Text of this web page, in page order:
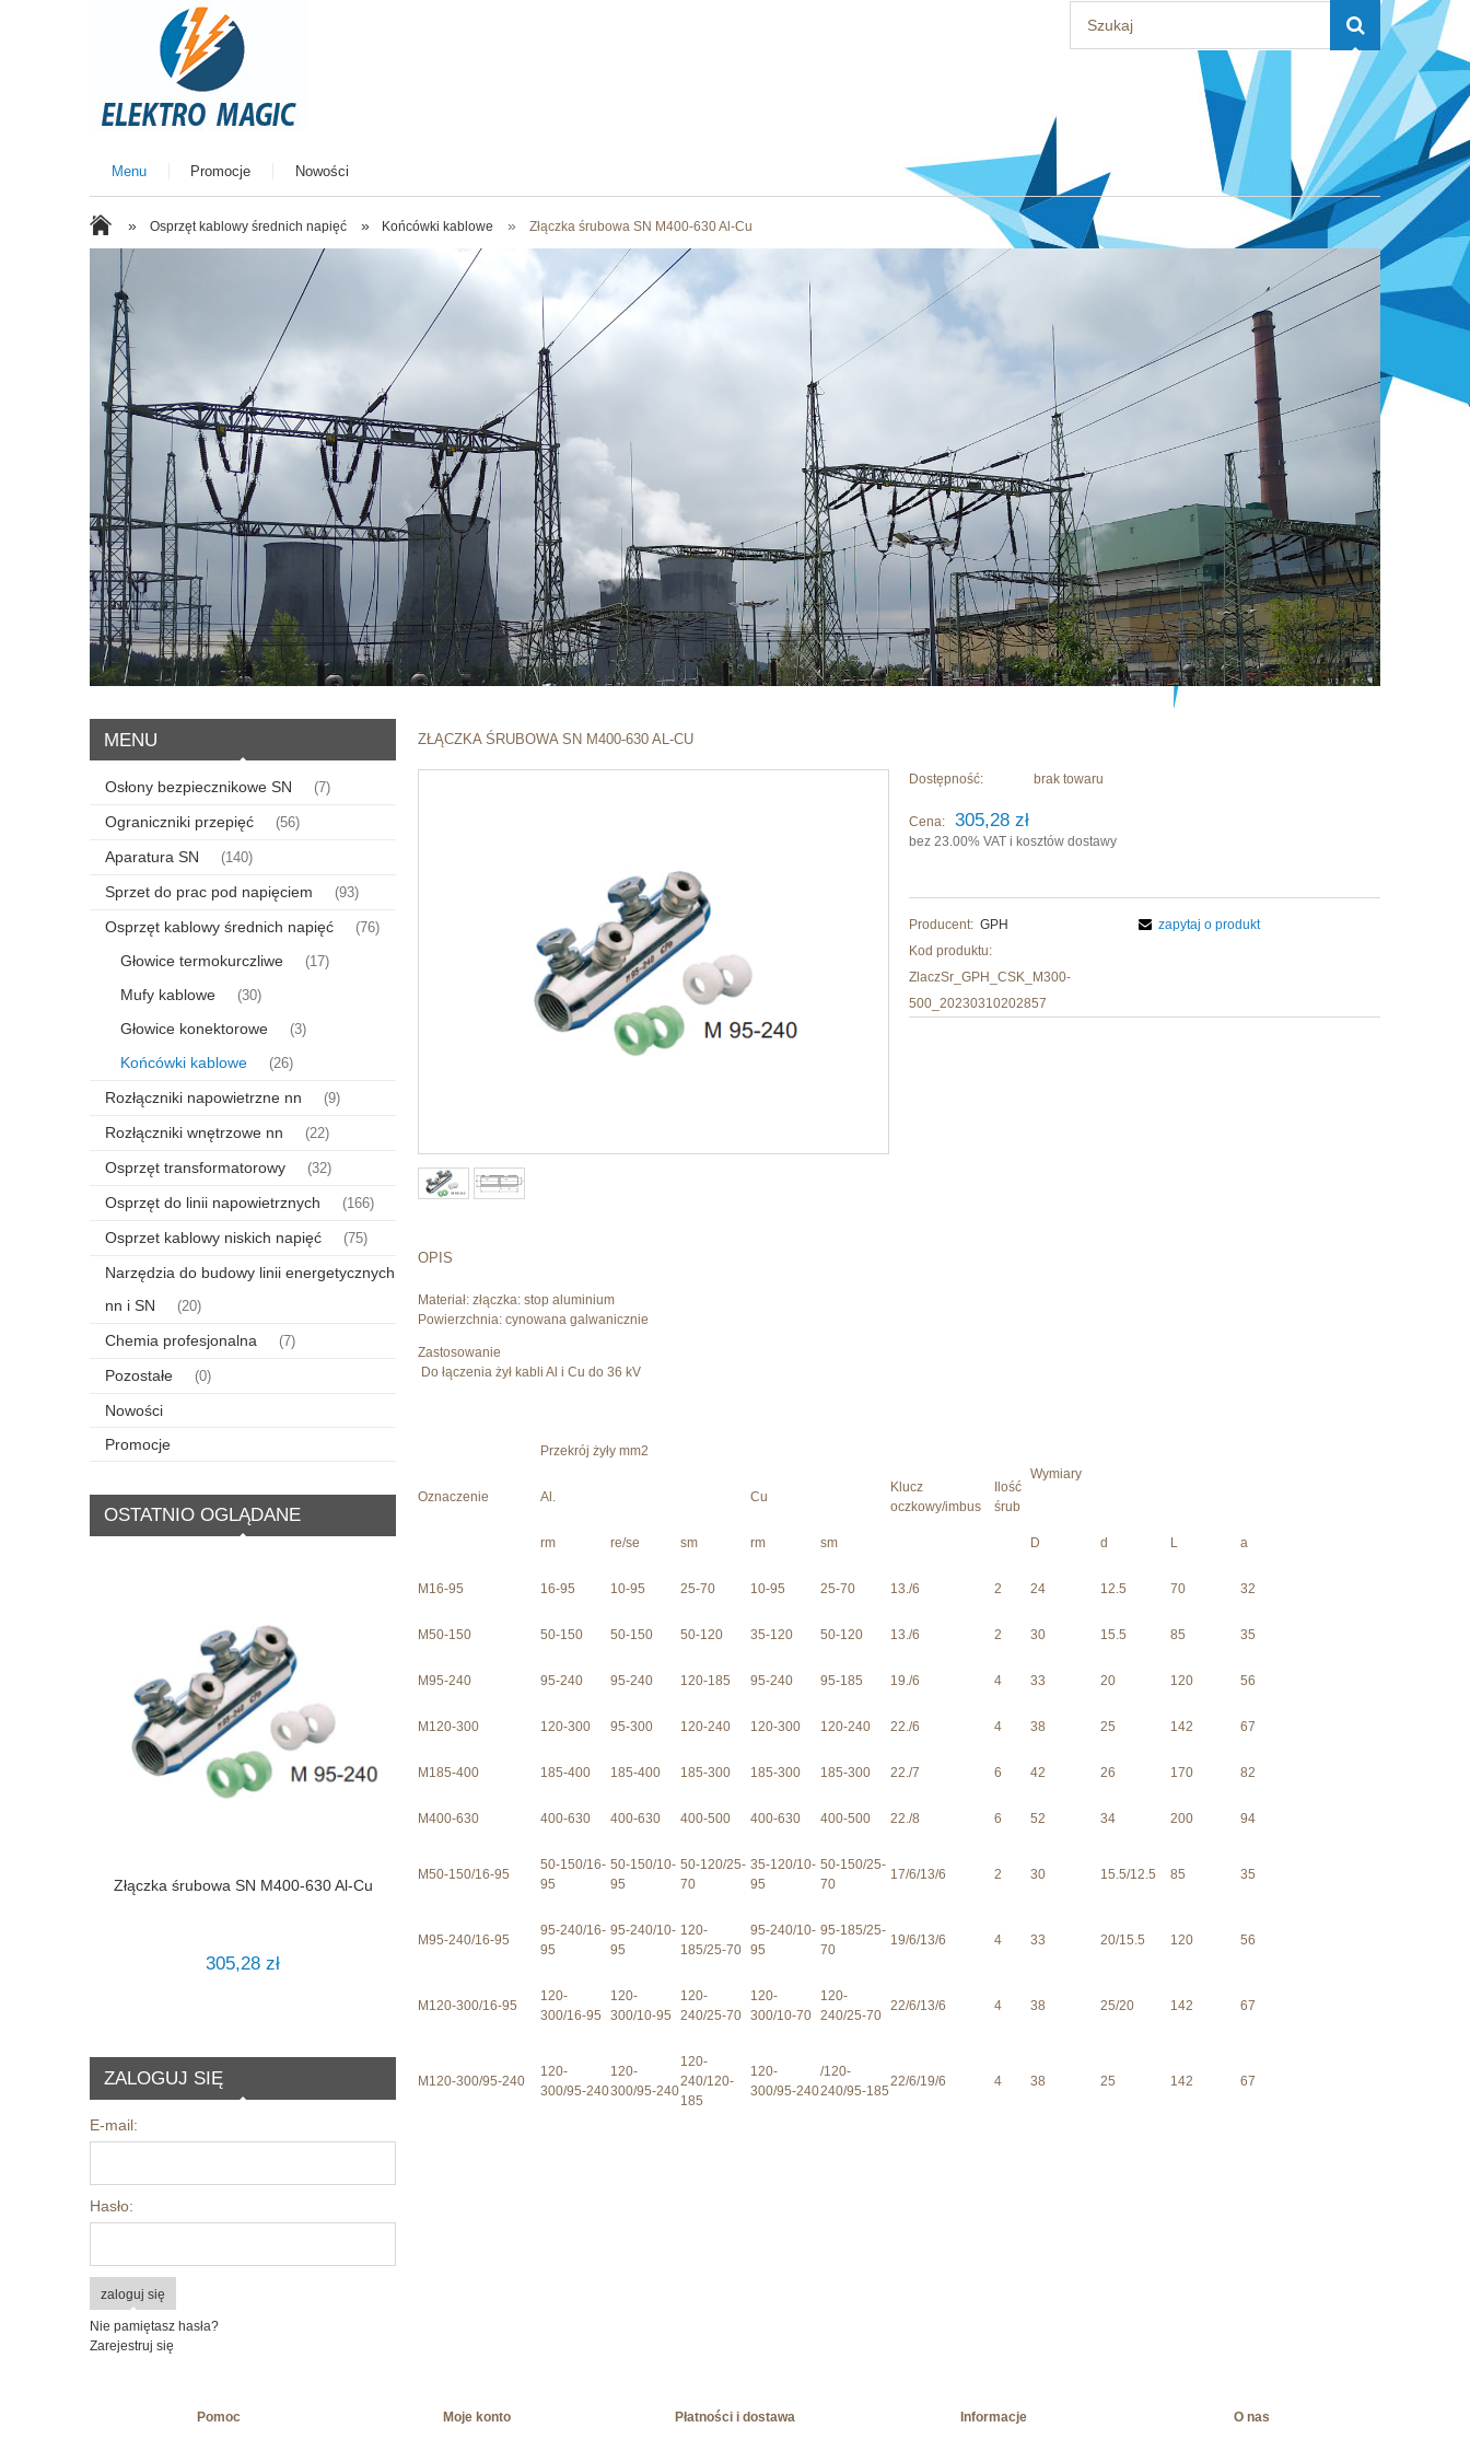
Menu Promocje Nowości
» Osprzęt kablowy średnich napięć » Końcówki kablowe » Złączka śrubowa SN M400-630 Al-Cu
MENU
Osłony bezpiecznikowe SN (7)
Ograniczniki przepięć (56)
Aparatura SN (140)
Sprzet do prac pod napięciem (93)
Osprzęt kablowy średnich napięć (76)
Głowice termokurczliwe (17)
Mufy kablowe (30)
Głowice konektorowe (3)
Końcówki kablowe (26)
Rozłączniki napowietrzne nn (9)
Rozłączniki wnętrzowe nn (22)
Osprzęt transformatorowy (32)
Osprzęt do linii napowietrznych (166)
Osprzet kablowy niskich napięć (75)
Narzędzia do budowy linii energetycznych
nn i SN
(20)
Chemia profesjonalna (7)
Pozostałe (0)
Nowości
Promocje
OSTATNIO OGLĄDANE
Złączka śrubowa SN M400-630 Al-Cu
305,28 zł
ZALOGUJ SIĘ
E-mail:
Hasło:
zaloguj się
Nie pamiętasz hasła?
Zarejestruj się
ZŁĄCZKA ŚRUBOWA SN M400-630 AL-CU
Dostępność: brak towaru
Cena: 305,28 zł
bez 23.00% VAT i kosztów dostawy
Producent: GPH
Kod produktu:
ZlaczSr_GPH_CSK_M300-
500_20230310202857
zapytaj o produkt
OPIS
Materiał: złączka: stop aluminium
Powierzchnia: cynowana galwanicznie
Zastosowanie
Do łączenia żył kabli Al i Cu do 36 kV
Oznaczenie
Przekrój żyły mm2
Klucz
oczkowy/imbus
Ilość
śrub
Wymiary
Al.
Cu
rm re/se sm rm sm D d L a
M16-95 16-95 10-95 25-70 10-95 25-70 13./6 2 24 12.5 70 32
M50-150 50-150 50-150 50-120 35-120 50-120 13./6 2 30 15.5 85 35
M95-240 95-240 95-240 120-185 95-240 95-185 19./6 4 33 20 120 56
M120-300 120-300 95-300 120-240 120-300 120-240 22./6 4 38 25 142 67
M185-400 185-400 185-400 185-300 185-300 185-300 22./7 6 42 26 170 82
M400-630 400-630 400-630 400-500 400-630 400-500 22./8 6 52 34 200 94
M50-150/16-95
50-150/16-
95
50-150/10-
95
50-120/25-
70
35-120/10-
95
50-150/25-
70
17/6/13/6 2 30 15.5/12.5 85 35
M95-240/16-95
95-240/16-
95
95-240/10-
95
120-
185/25-70
95-240/10-
95
95-185/25-
70
19/6/13/6 4 33 20/15.5 120 56
M120-300/16-95
120-
300/16-95
120-
300/10-95
120-
240/25-70
120-
300/10-70
120-
240/25-70
22/6/13/6 4 38 25/20 142 67
M120-300/95-240
120-
300/95-240
120-
300/95-240
120-
240/120-
185
120-
300/95-240
/120-
240/95-185
22/6/19/6 4 38 25 142 67
Pomoc Moje konto Płatności i dostawa Informacje O nas